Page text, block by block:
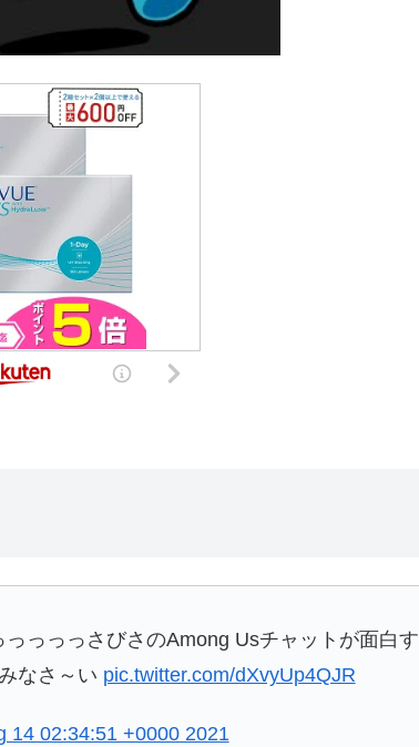
っっっさびさのAmong Usチャットが面白す
なさ～い pic.twitter.com/dXvyUp4QJR
14 02:34:51 +0000 2021